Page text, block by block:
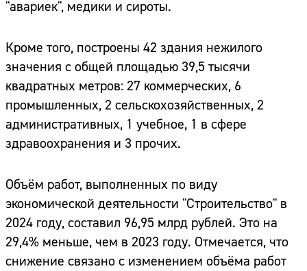
"авариек", медики и сироты.
Кроме того, построены 42 здания нежилого
значения с общей площадью 39,5 тысячи
квадратных метров: 27 коммерческих, 6
промышленных, 2 сельскохозяйственных, 2
административных, 1 учебное, 1 в сфере
здравоохранения и 3 прочих.
Объём работ, выполненных по виду
экономической деятельности "Строительство" в
2024 году, составил 96,95 млрд рублей. Это на
29,4% меньше, чем в 2023 году. Отмечается, что
снижение связано с изменением объёма работ